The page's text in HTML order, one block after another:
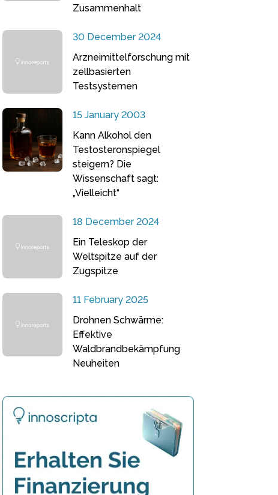
Zusammenhalt
30 December 2024
Arzneimittelforschung mit
zellbasierten
Testsystemen
15 January 2003
Kann Alkohol den
Testosteronspiegel
steigern? Die
Wissenschaft sagt:
„Vielleicht“
18 December 2024
Ein Teleskop der
Weltspitze auf der
Zugspitze
11 February 2025
Drohnen Schwärme:
Effektive
Waldbrandbekämpfung
Neuheiten